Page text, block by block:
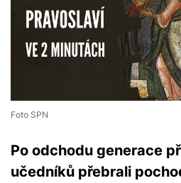
Foto SPN
Po odchodu generace
učedníků přebrali